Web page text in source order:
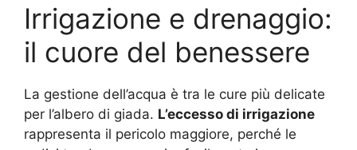
Irrigazione e drenaggio:
il cuore del benessere
La gestione dell’acqua è tra le cure più delicate
per l’albero di giada. L’eccesso di irrigazione
rappresenta il pericolo maggiore, perché le